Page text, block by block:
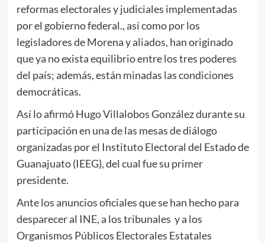
reformas electorales y judiciales implementadas
por el gobierno federal., así como por los
legisladores de Morena y aliados, han originado
que ya no exista equilibrio entre los tres poderes
del país; además, están minadas las condiciones
democráticas.
Así lo afirmó Hugo Villalobos González durante su
participación en una de las mesas de diálogo
organizadas por el Instituto Electoral del Estado de
Guanajuato (IEEG), del cual fue su primer
presidente.
Ante los anuncios oficiales que se han hecho para
desparecer al INE, a los tribunales y a los
Organismos Públicos Electorales Estatales